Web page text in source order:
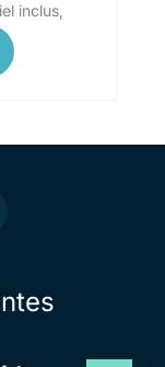
inclus,